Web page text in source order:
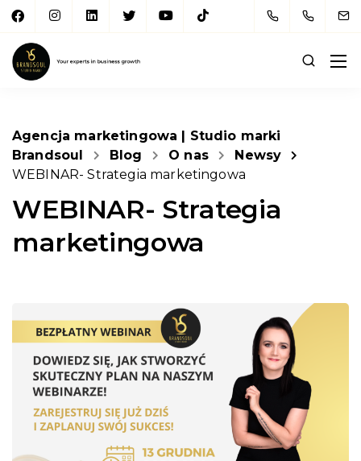
Agencja marketingowa | Studio marki
Brandsoul
Blog O nas
Newsy
WEBINAR- Strategia marketingowa
WEBINAR- Strategia
marketingowa